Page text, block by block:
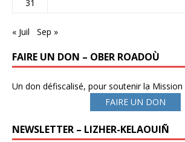
31
« Juil Sep »
FAIRE UN DON – OBER ROADOÙ
Un don défiscalisé, pour soutenir la
FAIRE UN DON
NEWSLETTER – LIZHER-KELAOUIÑ